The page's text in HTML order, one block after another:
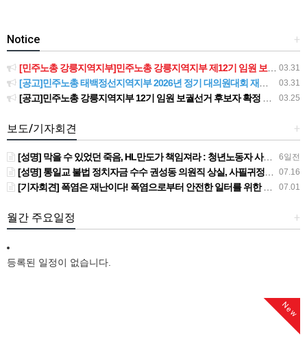
+
Notice
03.31
[민주노총 강릉지역지부]민주노총 강릉지역지부 제12기 임원 보궐선거결과 공고
03.31
[공고]민주노총 태백정선지역지부 2026년 정기 대의원대회 재소집 건
03.25
[공고]민주노총 강릉지역지부 12기 임원 보궐선거 후보자 확정 공고
+
보도/기자회견
6일전
[성명] 막을 수 있었던 죽음, HL만도가 책임져라 : 청년노동자 사망사고의 철저한 진상규명과 재발방지 대책 마련하라
07.16
[성명] 통일교 불법 정치자금 수수 권성동 의원직 상실, 사필귀정이다
07.01
[기자회견] 폭염은 재난이다! 폭염으로부터 안전한 일터를 위한 민주노총 강원지역본부 폭염감시단 선포 기자회견
+
월간 주요일정
등록된 일정이 없습니다.
New
New